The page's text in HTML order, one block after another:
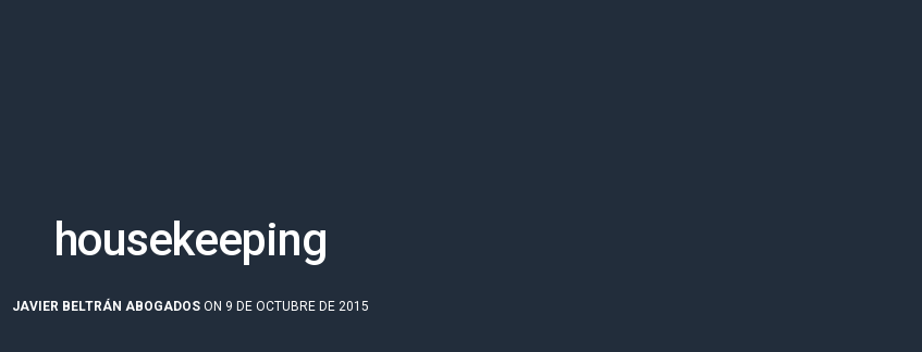
housekeeping
JAVIER BELTRÁN ABOGADOS ON 9 DE OCTUBRE DE 2015